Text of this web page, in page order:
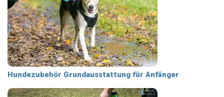
Hundezubehör Grundausstattung für Anfänger